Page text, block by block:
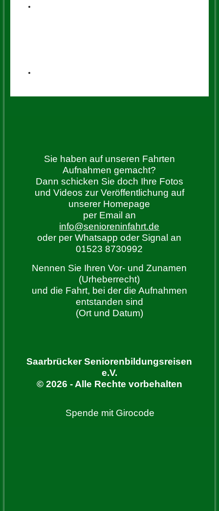
Sie haben auf unseren Fahrten
Aufnahmen gemacht?
Dann schicken Sie doch Ihre Fotos
und Videos zur Veröffentlichung auf
unserer Homepage
per Email an
info@senioreninfahrt.de
oder per Whatsapp oder Signal an
01523 8730992
Nennen Sie Ihren Vor- und Zunamen
(Urheberrecht)
und die Fahrt, bei der die Aufnahmen
entstanden sind
(Ort und Datum)
Saarbrücker Seniorenbildungsreisen
e.V.
© 2026 - Alle Rechte vorbehalten
Spende mit Girocode